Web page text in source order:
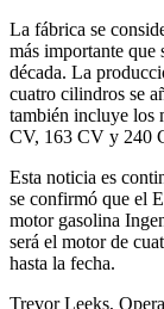
La fábrica se
más importante
década. La
cuatro cilindros se
también incluye los
CV, 163 CV y 240
Esta noticia es
se confirmó que el
motor gasolina
será el motor de
hasta la fecha.
Trevor Leeks,